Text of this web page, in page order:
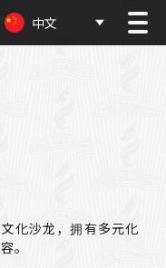
中文
文化沙龙 ，拥有多元化
容。